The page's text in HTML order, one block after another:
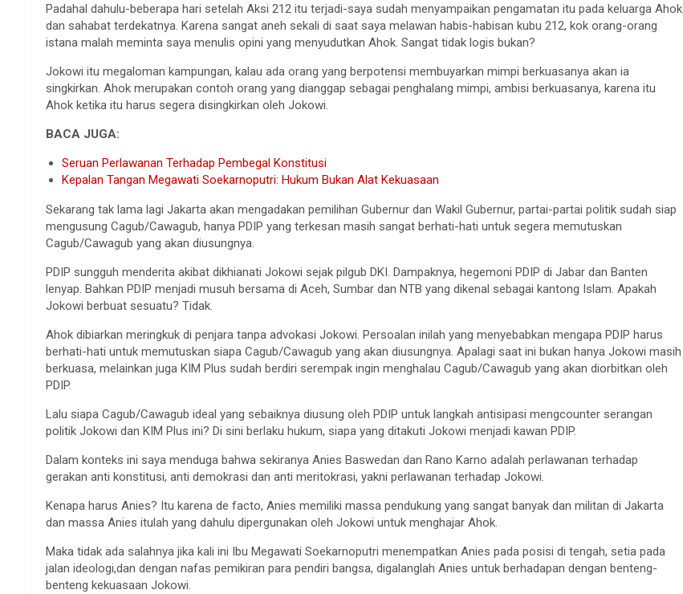
Padahal dahulu-beberapa hari setelah Aksi 212 itu terjadi-saya sudah menyampaikan pengamatan itu pada keluarga Ahok
dan sahabat terdekatnya. Karena sangat aneh sekali di saat saya melawan habis-habisan kubu 212, kok orang-orang
istana malah meminta saya menulis opini yang menyudutkan Ahok. Sangat tidak logis bukan?
Jokowi itu megaloman kampungan, kalau ada orang yang berpotensi membuyarkan mimpi berkuasanya akan ia
singkirkan. Ahok merupakan contoh orang yang dianggap sebagai penghalang mimpi, ambisi berkuasanya, karena itu
Ahok ketika itu harus segera disingkirkan oleh Jokowi.
BACA JUGA:
Seruan Perlawanan Terhadap Pembegal Konstitusi
Kepalan Tangan Megawati Soekarnoputri: Hukum Bukan Alat Kekuasaan
Sekarang tak lama lagi Jakarta akan mengadakan pemilihan Gubernur dan Wakil Gubernur, partai-partai politik sudah siap
mengusung Cagub/Cawagub, hanya PDIP yang terkesan masih sangat berhati-hati untuk segera memutuskan
Cagub/Cawagub yang akan diusungnya.
PDIP sungguh menderita akibat dikhianati Jokowi sejak pilgub DKI. Dampaknya, hegemoni PDIP di Jabar dan Banten
lenyap. Bahkan PDIP menjadi musuh bersama di Aceh, Sumbar dan NTB yang dikenal sebagai kantong Islam. Apakah
Jokowi berbuat sesuatu? Tidak.
Ahok dibiarkan meringkuk di penjara tanpa advokasi Jokowi. Persoalan inilah yang menyebabkan mengapa PDIP harus
berhati-hati untuk memutuskan siapa Cagub/Cawagub yang akan diusungnya. Apalagi saat ini bukan hanya Jokowi masih
berkuasa, melainkan juga KIM Plus sudah berdiri serempak ingin menghalau Cagub/Cawagub yang akan diorbitkan oleh
PDIP.
Lalu siapa Cagub/Cawagub ideal yang sebaiknya diusung oleh PDIP untuk langkah antisipasi mengcounter serangan
politik Jokowi dan KIM Plus ini? Di sini berlaku hukum, siapa yang ditakuti Jokowi menjadi kawan PDIP.
Dalam konteks ini saya menduga bahwa sekiranya Anies Baswedan dan Rano Karno adalah perlawanan terhadap
gerakan anti konstitusi, anti demokrasi dan anti meritokrasi, yakni perlawanan terhadap Jokowi.
Kenapa harus Anies? Itu karena de facto, Anies memiliki massa pendukung yang sangat banyak dan militan di Jakarta
dan massa Anies itulah yang dahulu dipergunakan oleh Jokowi untuk menghajar Ahok.
Maka tidak ada salahnya jika kali ini Ibu Megawati Soekarnoputri menempatkan Anies pada posisi di tengah, setia pada
jalan ideologi,dan dengan nafas pemikiran para pendiri bangsa, digalanglah Anies untuk berhadapan dengan benteng-
benteng kekuasaan Jokowi.